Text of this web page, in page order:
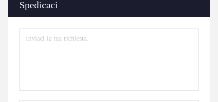
Spedicaci